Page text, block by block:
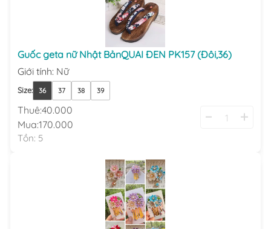
Guốc geta nữ Nhật BảnQUAI ĐEN PK157 (Đôi,36)
Giới tính: Nữ
Size: 36 37 38 39
Thuê:40.000
Mua:170.000
Tồn: 5